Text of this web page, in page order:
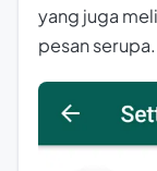
yang juga
pesan serupa.